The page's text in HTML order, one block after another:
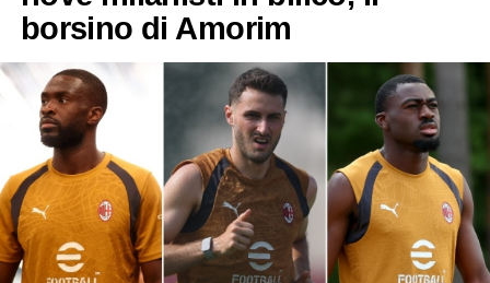
borsino di Amorim